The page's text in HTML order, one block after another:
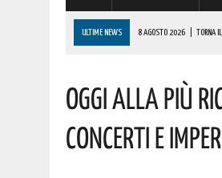
ULTIME NEWS 8 AGOSTO 2026 TORNA
CODICE DELLA STRADA, LE
8 AGOSTO 2026 | BASILICATA: GRAVISSIMA
8 AGOSTO 2026 BASILICATA, RISORSE
OGGI ALLA PIÙ
CONCERTI E